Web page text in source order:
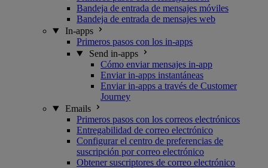
Bandeja de entrada de mensajes móviles
Bandeja de entrada de mensajes web
In-apps
Primeros pasos con los in-apps
Send in-apps
Cómo enviar mensajes in-app
Enviar in-apps instantáneas
Enviar in-apps a través de Customer
Journey
Emails
Primeros pasos con los correos electrónicos
Entregabilidad de correo electrónico
Configurar el centro de preferencias de
suscripción por correo electrónico
Obtener suscriptores de correo electrónico